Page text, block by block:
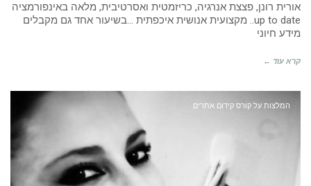
אורית רונן, פצצת אנרגיה, כריזמטית ואסרטיבית, מלאה באינפורמציה
up to date.. מקצועית אנושית איכפתית …בשיעור אחד גם מקבלים
מידע חיוני
קרא עוד ←
המלצות על קורס קידום אתרים